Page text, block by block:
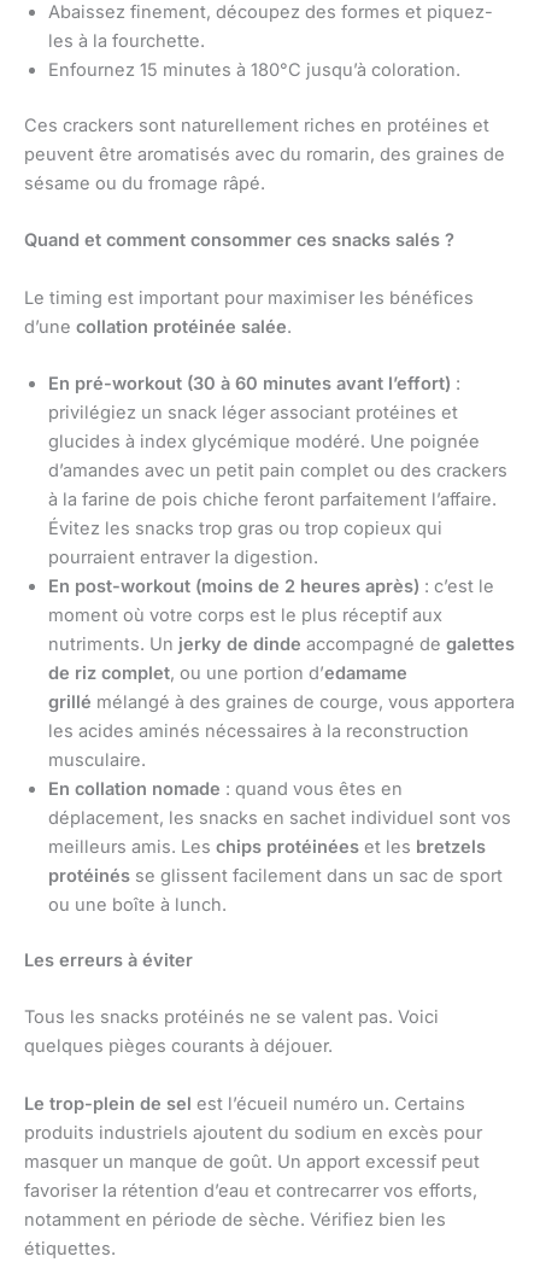
Abaissez finement, découpez des formes et piquez-
les à la fourchette.
Enfournez 15 minutes à 180°C jusqu’à coloration.
Ces crackers sont naturellement riches en protéines et
peuvent être aromatisés avec du romarin, des graines de
sésame ou du fromage râpé.
Quand et comment consommer ces snacks salés ?
Le timing est important pour maximiser les bénéfices
d’une collation protéinée salée.
En pré-workout (30 à 60 minutes avant l’effort) :
privilégiez un snack léger associant protéines et
glucides à index glycémique modéré. Une poignée
d’amandes avec un petit pain complet ou des crackers
à la farine de pois chiche feront parfaitement l’affaire.
Évitez les snacks trop gras ou trop copieux qui
pourraient entraver la digestion.
En post-workout (moins de 2 heures après) : c’est le
moment où votre corps est le plus réceptif aux
nutriments. Un jerky de dinde accompagné de galettes
de riz complet, ou une portion d’edamame
grillé mélangé à des graines de courge, vous apportera
les acides aminés nécessaires à la reconstruction
musculaire.
En collation nomade : quand vous êtes en
déplacement, les snacks en sachet individuel sont vos
meilleurs amis. Les chips protéinées et les bretzels
protéinés se glissent facilement dans un sac de sport
ou une boîte à lunch.
Les erreurs à éviter
Tous les snacks protéinés ne se valent pas. Voici
quelques pièges courants à déjouer.
Le trop-plein de sel est l’écueil numéro un. Certains
produits industriels ajoutent du sodium en excès pour
masquer un manque de goût. Un apport excessif peut
favoriser la rétention d’eau et contrecarrer vos efforts,
notamment en période de sèche. Vérifiez bien les
étiquettes.